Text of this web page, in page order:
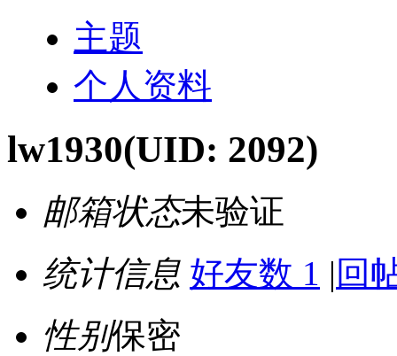
主题
个人资料
lw1930(UID: 2092)
邮箱状态未验证
统计信息 好友数 1 | 回
性别保密